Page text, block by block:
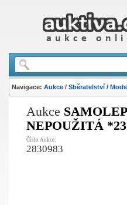
Navigace: Aukce/ Sběratelství/
Aukce
NEPOUŽITÁ
Číslo Aukce:
2830983